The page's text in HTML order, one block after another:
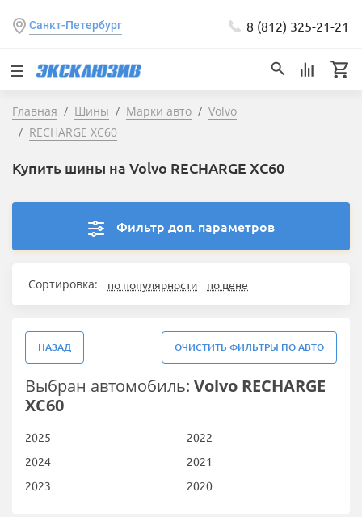
Санкт-Петербург 8 (812) 325-21-21
Главная Шины Марки авто
Volvo
RECHARGE XC60
Купить шины на Volvo RECHARGE XC60
Фильтр доп. параметров
Сортировка: по популярности по цене
НАЗАД ОЧИСТИТЬ ФИЛЬТРЫ ПО АВТО
Выбран автомобиль: Volvo RECHARGE
XC60
2025
2024
2023
2022
2021
2020